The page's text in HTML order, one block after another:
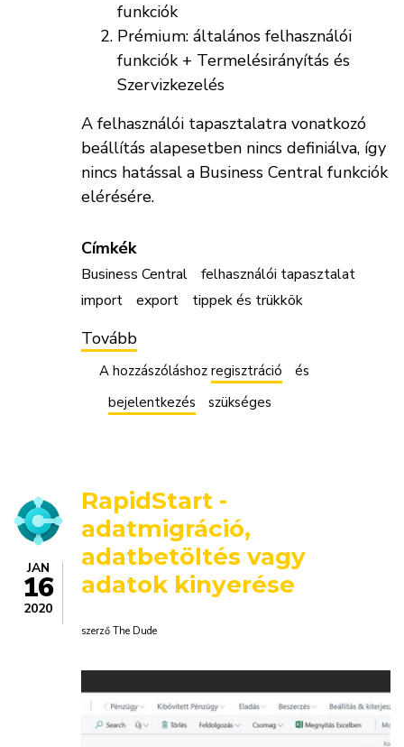
funkciók
Prémium: általános felhasználói
funkciók + Termelésirányítás és
Szervizkezelés
A felhasználói tapasztalatra vonatkozó
beállítás alapesetben nincs definiálva, így
nincs hatással a Business Central funkciók
elérésére.
Címkék
Business Central
felhasználói tapasztalat
import
export tippek és trükkök
Tovább
beállítása
Import
-
A hozzászóláshoz regisztráció
és
bejelentkezés
szükséges
JAN
16
2020
RapidStart -
adatmigráció,
adatbetöltés vagy
adatok kinyerése
szerző The Dude